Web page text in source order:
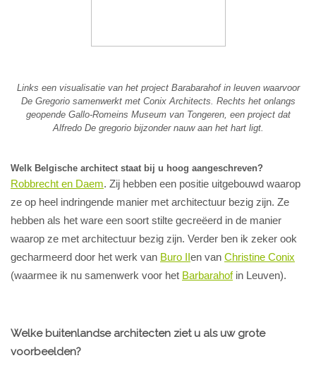
Links een visualisatie van het project Barabarahof in leuven waarvoor
De Gregorio samenwerkt met Conix Architects. Rechts het onlangs
geopende Gallo-Romeins Museum van Tongeren, een project dat
Alfredo De gregorio bijzonder nauw aan het hart ligt.
Welk Belgische architect staat bij u hoog aangeschreven?
Robbrecht en Daem. Zij hebben een positie uitgebouwd waarop
ze op heel indringende manier met architectuur bezig zijn. Ze
hebben als het ware een soort stilte gecreëerd in de manier
waarop ze met architectuur bezig zijn. Verder ben ik zeker ook
gecharmeerd door het werk van Buro IIen van Christine Conix
(waarmee ik nu samenwerk voor het Barbarahofin Leuven).
Welke buitenlandse architecten ziet u als uw grote
voorbeelden?